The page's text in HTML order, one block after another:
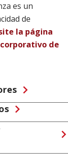
es un
de
la página
de